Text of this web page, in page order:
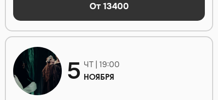
От 13400
5 ЧТ | 19:00
НОЯБРЯ